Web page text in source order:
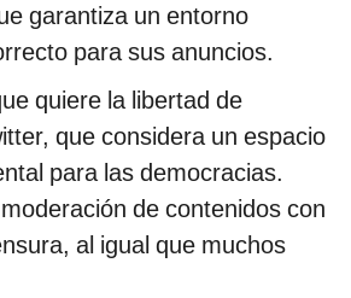
garantiza un entorno
para sus anuncios.
quiere la libertad de
que considera un espacio
para las democracias.
de contenidos con
al igual que muchos